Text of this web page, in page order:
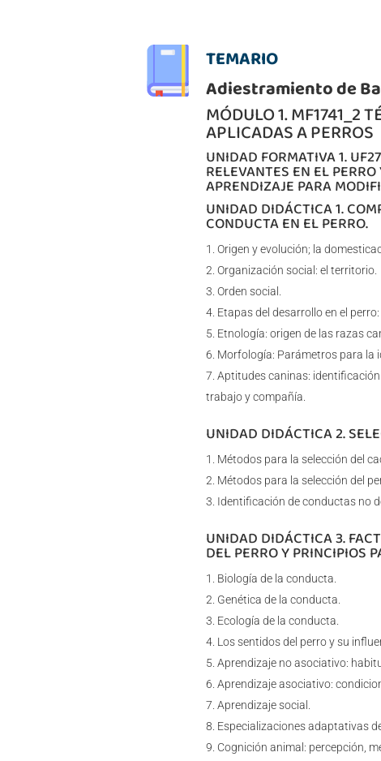
TEMARIO
Adiestramientode
MÓDULO 1. MF1741_2
APLICADAS A PERROS
UNIDAD FORMATIVA 1.
RELEVANTES EN EL
APRENDIZAJE PARA
UNIDAD DIDÁCTICA 1.
CONDUCTA EN EL PERRO.
Origen y evolución; la
Organización social: el territorio.
Orden social.
Etapas del desarrollo en el
Etnología: origen de las razas
Morfología: Parámetros para la
Aptitudes caninas:
trabajo y compañía.
UNIDAD DIDÁCTICA 2.
Métodos para la selección del
Métodos para la selección del
Identificación de conductas no
UNIDAD DIDÁCTICA 3.
DEL PERRO Y PRINCIPIOS
Biología de la conducta.
Genética de la conducta.
Ecología de la conducta.
Los sentidos del perro y su
Aprendizaje no asociativo:
Aprendizaje asociativo:
Aprendizaje social.
Especializaciones adaptativas
Cognición animal: percepción,